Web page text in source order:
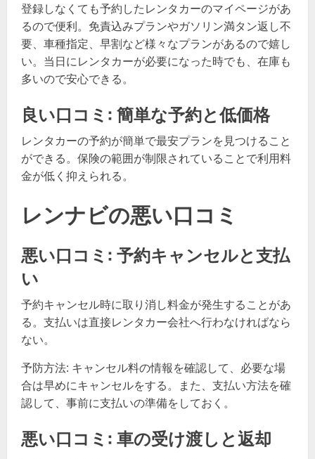
登録しなくても予約したレンタカーのマイページがあ
るので便利。免責込みプランやガソリン満タン返し不
要、車種指定、早割など様々なプランがあるので嬉し
い。当日にレンタカーが必要になった時でも、在庫も
多いので安心できる。
良い口コミ: 簡単な予約と低価格
レンタカーの予約が簡単で最安プランを見つけること
ができる。保険の範囲が制限されていることで利用料
金が低く抑えられる。
レンナビの悪い口コミ
悪い口コミ: 予約キャンセルと支払
い
予約キャンセル時に取り消し料金が発生することがあ
る。支払いは直接レンタカー会社へ行わなければなら
ない。
予防方法: キャンセル料の情報を確認して、必要な場
合は早めにキャンセルをする。また、支払い方法を確
認して、事前に支払いの準備をしておく。
悪い口コミ: 車の受け渡しと返却